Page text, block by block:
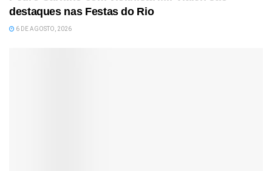
destaques nas Festas do Rio
6 DE AGOSTO, 2026